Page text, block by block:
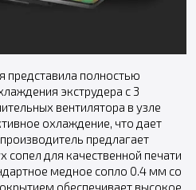
представила полностью
экструдера с 3
вентилятора в узле
охлаждение, что дает
предлагает
сопел для качественной печати
медное сопло 0.4 мм со
обеспечивает высокое